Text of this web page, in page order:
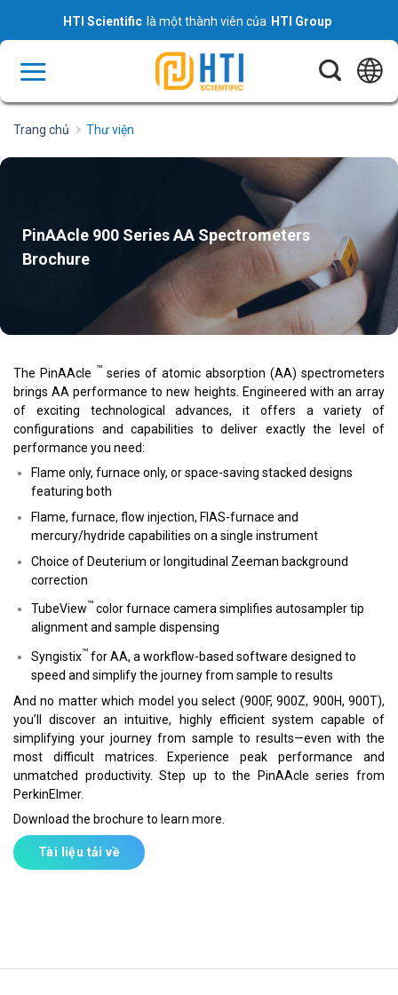
content
HTI Scientific là một thành viên của HTI Group
Trang chủ Thư viện
PinAAcle 900 Series AA Spectrometers
Brochure
The PinAAcle ™ series of atomic absorption (AA) spectrometers
brings AA performance to new heights. Engineered with an array
of exciting technological advances, it offers a variety of
configurations and capabilities to deliver exactly the level of
performance you need:
Flame only, furnace only, or space-saving stacked designs
featuring both
Flame, furnace, flow injection, FIAS-furnace and
mercury/hydride capabilities on a single instrument
Choice of Deuterium or longitudinal Zeeman background
correction
TubeView™ color furnace camera simplifies autosampler tip
alignment and sample dispensing
Syngistix™for AA, a workflow-based software designed to
speed and simplify the journey from sample to results
And no matter which model you select (900F, 900Z, 900H, 900T),
you’ll discover an intuitive, highly efficient system capable of
simplifying your journey from sample to results—even with the
most difficult matrices. Experience peak performance and
unmatched productivity. Step up to the PinAAcle series from
PerkinElmer.
Download the brochure to learn more.
Tài liệu tải về